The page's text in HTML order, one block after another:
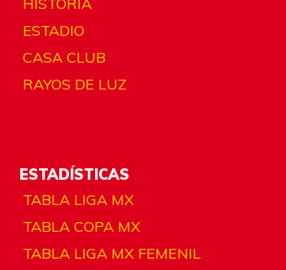
ESTADIO
CASA CLUB
RAYOS DE LUZ
ESTADÍSTICAS
TABLA LIGA MX
TABLA COPA MX
TABLA LIGA MX FEMENIL